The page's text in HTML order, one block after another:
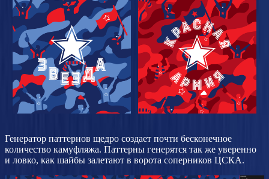
Генератор паттернов щедро создает почти бесконечное
количество камуфляжа. Паттерны генерятся так же уверенно
и ловко, как шайбы залетают в ворота соперников ЦСКА.